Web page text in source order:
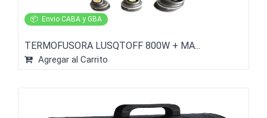
📦 Envio CABA y GBA
TERMOFUSORA LUSQTOFF 800W + MA...
Agregar al Carrito